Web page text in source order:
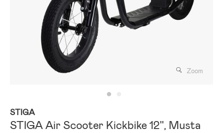
Zoom
STIGA
STIGA Air Scooter Kickbike 12'', Musta